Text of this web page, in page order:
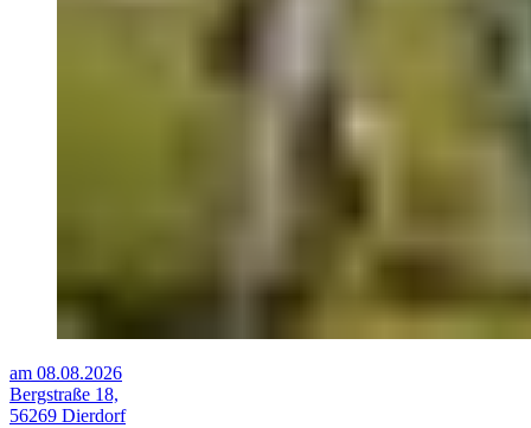
am 08.08.2026
Bergstraße 18,
56269 Dierdorf